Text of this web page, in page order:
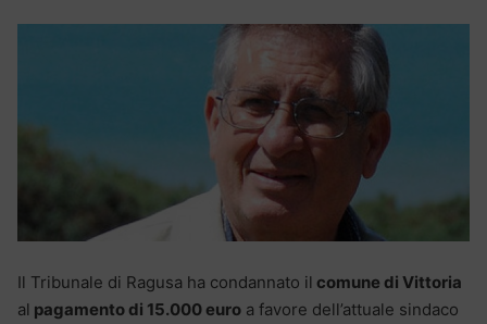
Il Tribunale di Ragusa ha condannato il comune di Vittoria
al pagamento di 15.000 euro a favore dell’attuale sindaco